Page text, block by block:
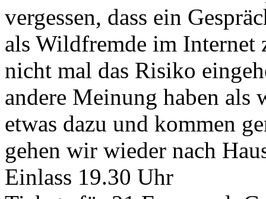
vergessen, dass ein
als Wildfremde im Internet
nicht mal das Risiko
andere Meinung haben
etwas dazu und kommen
gehen wir wieder nach
Einlass 19.30 Uhr